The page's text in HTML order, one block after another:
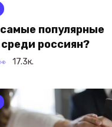
популярные
россиян?
17.3к.